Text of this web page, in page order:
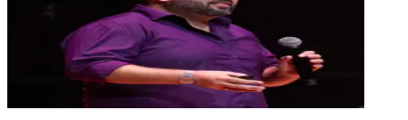
AI Stategy and Change management, מרצה עם ניסיון עצום
בהכשרות והטמעות של בינה מלאכותית לכל סוגי הארגונים.
AI Stategy and Change management, מרצה עם ניסיון עצום
בהכשרות והטמעות של בינה מלאכותית לכל סוגי הארגונים.
חשיבה יצירתית